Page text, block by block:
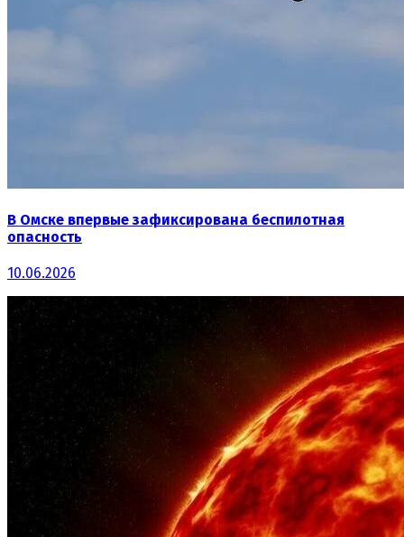
В Омске впервые зафиксирована беспилотная
опасность
10.06.2026